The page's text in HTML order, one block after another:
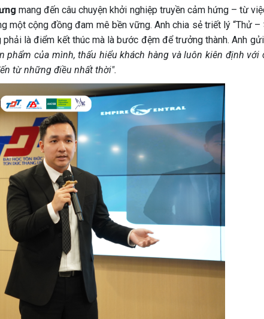
mang đến câu chuyện khởi nghiệp truyền cảm hứng – từ
một cộng đồng đam mê bền vững. Anh chia sẻ triết lý “Thử –
là điểm kết thúc mà là bước đệm để trưởng thành. Anh
phẩm của mình, thấu hiểu khách hàng và luôn kiên định với
từ những điều nhất thời".